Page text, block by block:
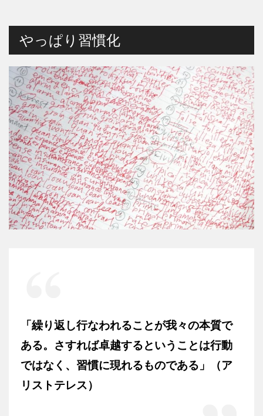
やっぱり習慣化
「繰り返し行なわれることが我々の本質で
ある。さすれば卓越するということは行動
ではなく、習慣に現れるものである」（ア
リストテレス）